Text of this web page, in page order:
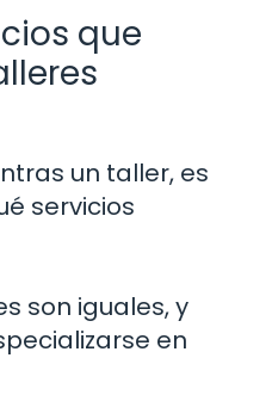
que
un taller, es
servicios
son iguales, y
en